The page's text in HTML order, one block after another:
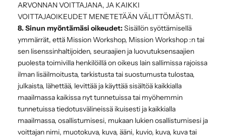
ARVONNAN VOITTAJANA, JA KAIKKI
VOITTAJAOIKEUDET MENETETÄÄN VÄLITTÖMÄSTI.
8. Sinun myöntämäsi oikeudet:Sisällön syöttämisellä
ymmärrät, että Mission Workshop, Mission Workshop :n tai
sen lisenssinhaltijoiden, seuraajien ja luovutuksensaajien
puolesta toimivilla henkilöillä on oikeus lain sallimissa rajoissa
ilman lisäilmoitusta, tarkistusta tai suostumusta tulostaa,
julkaista, lähettää, levittää ja käyttää sisältöä kaikkialla
maailmassa kaikissa nyt tunnetuissa tai myöhemmin
tunnetuissa tiedotusvälineissä ikuisesti ja kaikkialla
maailmassa, osallistumisesi, mukaan lukien osallistumisesi ja
voittajan nimi, muotokuva, kuva, ääni, kuvio, kuva, kuva tai